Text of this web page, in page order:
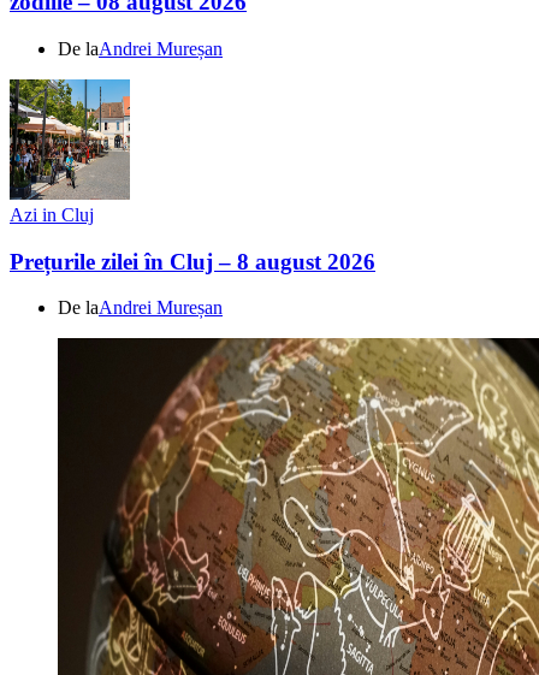
De laAndrei Mureșan
Azi in Cluj
Prețurile zilei în Cluj – 8 august 2026
De laAndrei Mureșan